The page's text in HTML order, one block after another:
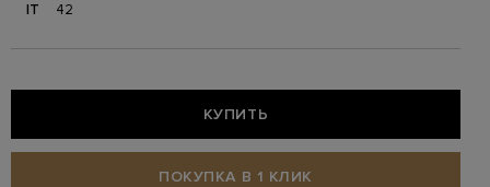
IT 42
КУПИТЬ
ПОКУПКА В 1 КЛИК